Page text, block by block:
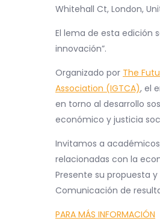
Whitehall Ct, London,
El lema de esta edición
innovación”.
Organizado por The
Association (IGTCA), el
en torno al desarrollo
económico y justicia
Invitamos a
relacionadas con la
Presente su propuesta
Comunicación de
PARA MÁS INFORMACIÓN